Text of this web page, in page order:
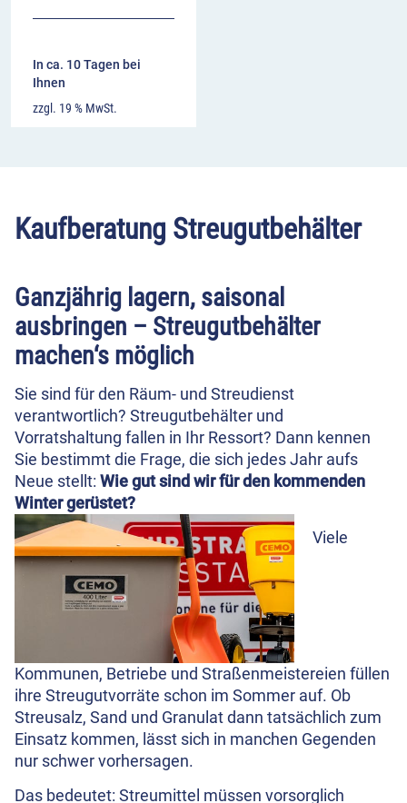
In ca. 10 Tagen bei
Ihnen
zzgl. 19 % MwSt.
Kaufberatung Streugutbehälter
Ganzjährig lagern, saisonal
ausbringen – Streugutbehälter
machen‘s möglich
Sie sind für den Räum- und Streudienst
verantwortlich? Streugutbehälter und
Vorratshaltung fallen in Ihr Ressort? Dann kennen
Sie bestimmt die Frage, die sich jedes Jahr aufs
Neue stellt: Wie gut sind wir für den kommenden
Winter gerüstet?
Viele
Kommunen, Betriebe und Straßenmeistereien füllen
ihre Streugutvorräte schon im Sommer auf. Ob
Streusalz, Sand und Granulat dann tatsächlich zum
Einsatz kommen, lässt sich in manchen Gegenden
nur schwer vorhersagen.
Das bedeutet: Streumittel müssen vorsorglich